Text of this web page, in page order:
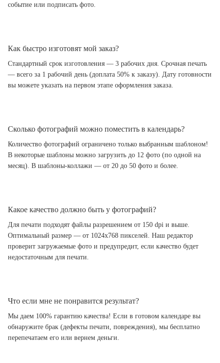
событие или подписать фото.
Как быстро изготовят мой заказ?
Стандартный срок изготовления — 3 рабочих дня. Срочная печать
— всего за 1 рабочий день (доплата 50% к заказу). Дату готовности
вы можете указать на первом этапе оформления заказа.
Сколько фотографий можно поместить в календарь?
Количество фотографий ограничено только выбранным шаблоном!
В некоторые шаблоны можно загрузить до 12 фото (по одной на
месяц). В шаблоны-коллажи — от 20 до 50 фото и более.
Какое качество должно быть у фотографий?
Для печати подходят файлы разрешением от 150 dpi и выше.
Оптимальный размер — от 1024x768 пикселей. Наш редактор
проверит загружаемые фото и предупредит, если качество будет
недостаточным для печати.
Что если мне не понравится результат?
Мы даем 100% гарантию качества! Если в готовом календаре вы
обнаружите брак (дефекты печати, повреждения), мы бесплатно
перепечатаем его или вернем деньги.